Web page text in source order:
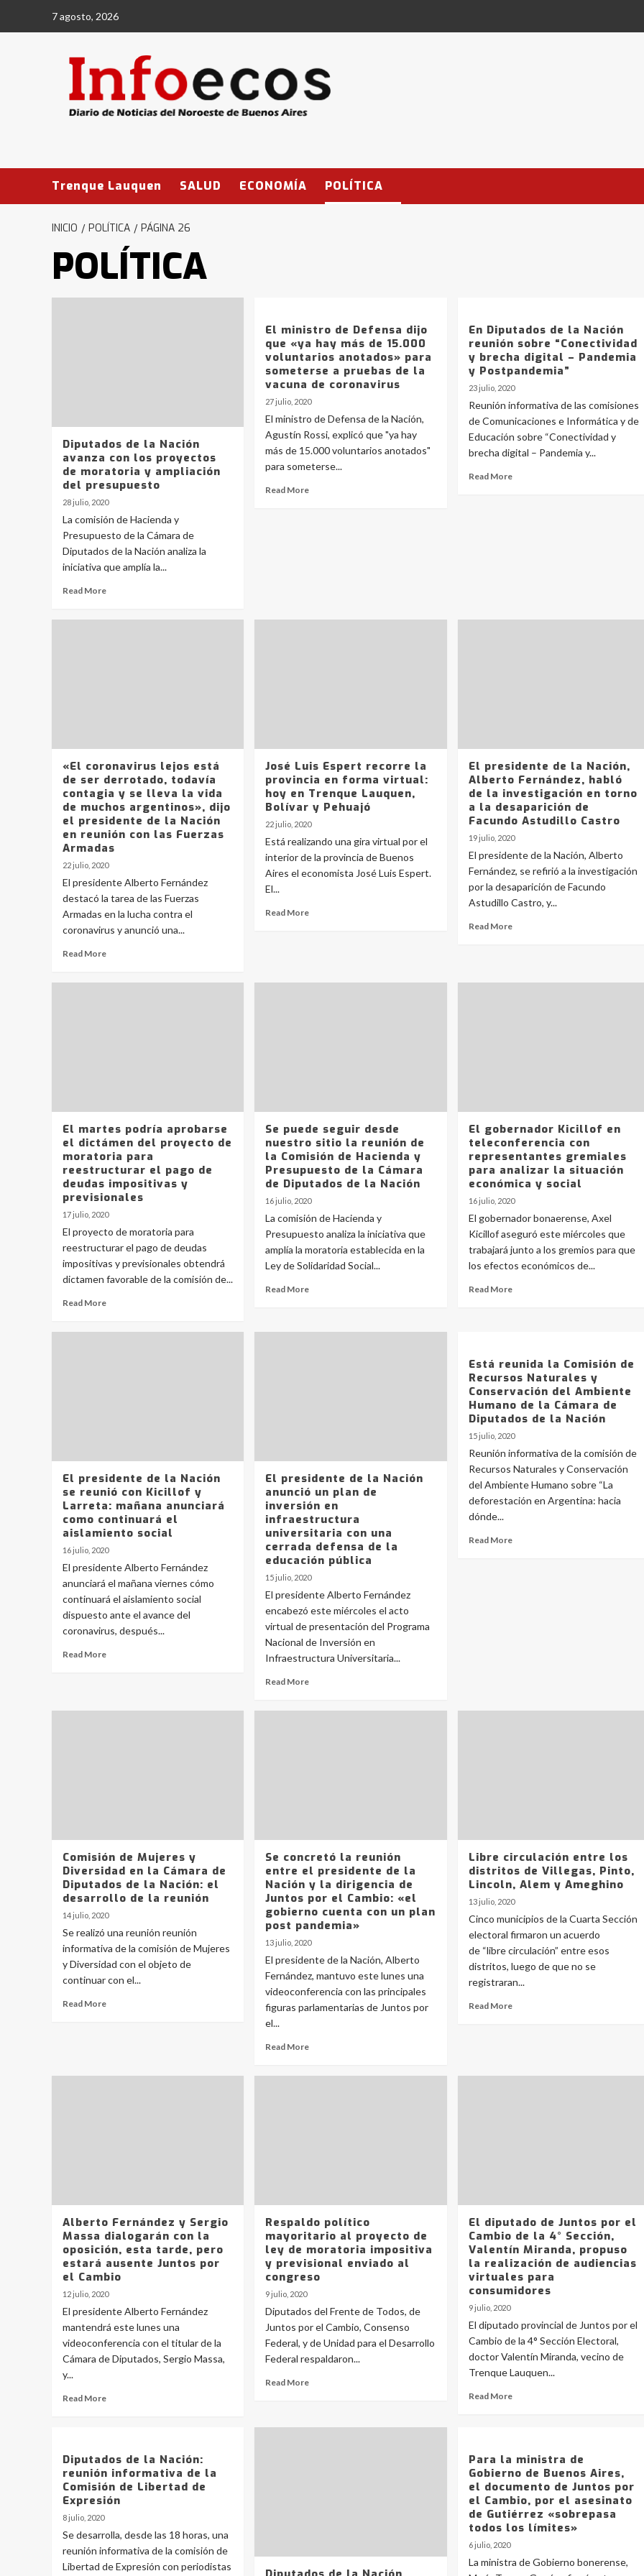
7 agosto, 2026
Trenque Lauquen SALUD ECONOMÍA POLÍTICA
INICIO POLÍTICA PÁGINA 26
POLÍTICA
Diputados de la Nación
avanza con los proyectos
de moratoria y ampliación
del presupuesto
28 julio, 2020
La comisión de Hacienda y
Presupuesto de la Cámara de
Diputados de la Nación analiza la
iniciativa que amplía la...
Read More
El ministro de Defensa dijo
que «ya hay más de 15.000
voluntarios anotados» para
someterse a pruebas de la
vacuna de coronavirus
27 julio, 2020
El ministro de Defensa de la Nación,
Agustín Rossi, explicó que "ya hay
más de 15.000 voluntarios anotados"
para someterse...
Read More
En Diputados de la Nación
reunión sobre “Conectividad
y brecha digital – Pandemia
y Postpandemia”
23 julio, 2020
Reunión informativa de las comisiones
de Comunicaciones e Informática y de
Educación sobre “Conectividad y
brecha digital – Pandemia y...
Read More
«El coronavirus lejos está
de ser derrotado, todavía
contagia y se lleva la vida
de muchos argentinos», dijo
el presidente de la Nación
en reunión con las Fuerzas
Armadas
22 julio, 2020
El presidente Alberto Fernández
destacó la tarea de las Fuerzas
Armadas en la lucha contra el
coronavirus y anunció una...
Read More
José Luis Espert recorre la
provincia en forma virtual:
hoy en Trenque Lauquen,
Bolívar y Pehuajó
22 julio, 2020
Está realizando una gira virtual por el
interior de la provincia de Buenos
Aires el economista José Luis Espert.
El...
Read More
El presidente de la Nación,
Alberto Fernández, habló
de la investigación en torno
a la desaparición de
Facundo Astudillo Castro
19 julio, 2020
El presidente de la Nación, Alberto
Fernández, se refirió a la investigación
por la desaparición de Facundo
Astudillo Castro, y...
Read More
El martes podría aprobarse
el dictámen del proyecto de
moratoria para
reestructurar el pago de
deudas impositivas y
previsionales
17 julio, 2020
El proyecto de moratoria para
reestructurar el pago de deudas
impositivas y previsionales obtendrá
dictamen favorable de la comisión de...
Read More
Se puede seguir desde
nuestro sitio la reunión de
la Comisión de Hacienda y
Presupuesto de la Cámara
de Diputados de la Nación
16 julio, 2020
La comisión de Hacienda y
Presupuesto analiza la iniciativa que
amplía la moratoria establecida en la
Ley de Solidaridad Social...
Read More
El gobernador Kicillof en
teleconferencia con
representantes gremiales
para analizar la situación
económica y social
16 julio, 2020
El gobernador bonaerense, Axel
Kicillof aseguró este miércoles que
trabajará junto a los gremios para que
los efectos económicos de...
Read More
El presidente de la Nación
se reunió con Kicillof y
Larreta: mañana anunciará
como continuará el
aislamiento social
16 julio, 2020
El presidente Alberto Fernández
anunciará el mañana viernes cómo
continuará el aislamiento social
dispuesto ante el avance del
coronavirus, después...
Read More
El presidente de la Nación
anunció un plan de
inversión en
infraestructura
universitaria con una
cerrada defensa de la
educación pública
15 julio, 2020
El presidente Alberto Fernández
encabezó este miércoles el acto
virtual de presentación del Programa
Nacional de Inversión en
Infraestructura Universitaria...
Read More
Está reunida la Comisión de
Recursos Naturales y
Conservación del Ambiente
Humano de la Cámara de
Diputados de la Nación
15 julio, 2020
Reunión informativa de la comisión de
Recursos Naturales y Conservación
del Ambiente Humano sobre “La
deforestación en Argentina: hacia
dónde...
Read More
Comisión de Mujeres y
Diversidad en la Cámara de
Diputados de la Nación: el
desarrollo de la reunión
14 julio, 2020
Se realizó una reunión reunión
informativa de la comisión de Mujeres
y Diversidad con el objeto de
continuar con el...
Read More
Se concretó la reunión
entre el presidente de la
Nación y la dirigencia de
Juntos por el Cambio: «el
gobierno cuenta con un plan
post pandemia»
13 julio, 2020
El presidente de la Nación, Alberto
Fernández, mantuvo este lunes una
videoconferencia con las principales
figuras parlamentarias de Juntos por
el...
Read More
Libre circulación entre los
distritos de Villegas, Pinto,
Lincoln, Alem y Ameghino
13 julio, 2020
Cinco municipios de la Cuarta Sección
electoral firmaron un acuerdo
de “libre circulación” entre esos
distritos, luego de que no se
registraran...
Read More
Alberto Fernández y Sergio
Massa dialogarán con la
oposición, esta tarde, pero
estará ausente Juntos por
el Cambio
12 julio, 2020
El presidente Alberto Fernández
mantendrá este lunes una
videoconferencia con el titular de la
Cámara de Diputados, Sergio Massa,
y...
Read More
Respaldo político
mayoritario al proyecto de
ley de moratoria impositiva
y previsional enviado al
congreso
9 julio, 2020
Diputados del Frente de Todos, de
Juntos por el Cambio, Consenso
Federal, y de Unidad para el Desarrollo
Federal respaldaron...
Read More
El diputado de Juntos por el
Cambio de la 4° Sección,
Valentín Miranda, propuso
la realización de audiencias
virtuales para
consumidores
9 julio, 2020
El diputado provincial de Juntos por el
Cambio de la 4° Sección Electoral,
doctor Valentín Miranda, vecino de
Trenque Lauquen...
Read More
Diputados de la Nación:
reunión informativa de la
Comisión de Libertad de
Expresión
8 julio, 2020
Se desarrolla, desde las 18 horas, una
reunión informativa de la comisión de
Libertad de Expresión con periodistas
Para la ministra de
Gobierno de Buenos Aires,
el documento de Juntos por
el Cambio, por el asesinato
de Gutiérrez «sobrepasa
todos los límites»
6 julio, 2020
La ministra de Gobierno bonerense,